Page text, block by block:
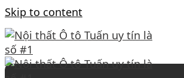
Skip to content